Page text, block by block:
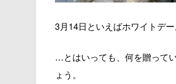
3月14日といえばホワイトデー
…とはいっても、何を贈って
ょう。